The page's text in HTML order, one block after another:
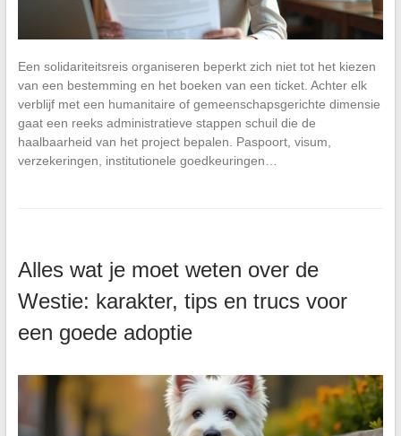
Een solidariteitsreis organiseren beperkt zich niet tot het kiezen
van een bestemming en het boeken van een ticket. Achter elk
verblijf met een humanitaire of gemeenschapsgerichte dimensie
gaat een reeks administratieve stappen schuil die de
haalbaarheid van het project bepalen. Paspoort, visum,
verzekeringen, institutionele goedkeuringen…
Alles wat je moet weten over de
Westie: karakter, tips en trucs voor
een goede adoptie